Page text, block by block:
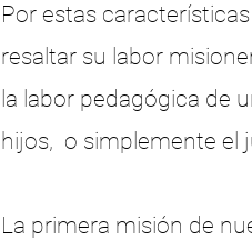
Por estas
resaltar su labor
la labor pedagógica de
hijos, o simplemente el
La primera misión de